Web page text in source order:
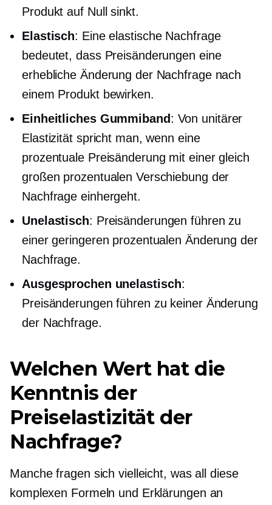
Produkt auf Null sinkt.
Elastisch: Eine elastische Nachfrage
bedeutet, dass Preisänderungen eine
erhebliche Änderung der Nachfrage nach
einem Produkt bewirken.
Einheitliches Gummiband: Von unitärer
Elastizität spricht man, wenn eine
prozentuale Preisänderung mit einer gleich
großen prozentualen Verschiebung der
Nachfrage einhergeht.
Unelastisch: Preisänderungen führen zu
einer geringeren prozentualen Änderung der
Nachfrage.
Ausgesprochen unelastisch:
Preisänderungen führen zu keiner Änderung
der Nachfrage.
Welchen Wert hat die
Kenntnis der
Preiselastizität der
Nachfrage?
Manche fragen sich vielleicht, was all diese
komplexen Formeln und Erklärungen an